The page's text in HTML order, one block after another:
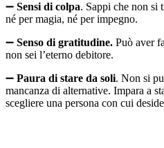
➖ Sensi di colpa. Sappi che non si
né per magia, né per impegno.
➖ Senso di gratitudine. Può aver
non sei l’eterno debitore.
➖ Paura di stare da soli. Non si
mancanza di alternative. Impara a
scegliere una persona con cui